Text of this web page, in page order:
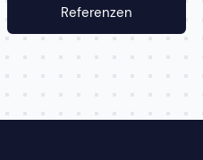
Referenzen